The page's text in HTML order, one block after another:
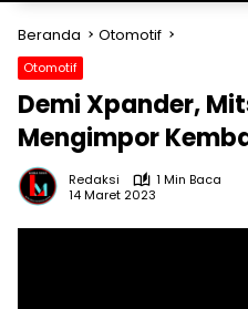
Beranda Otomotif
Otomotif
Demi Xpander,
Mengimpor
Redaksi
1 Min Baca
14 Maret 2023